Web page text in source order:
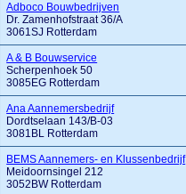
Adboco Bouwbedrijven
Dr. Zamenhofstraat 36/A
3061SJ Rotterdam
A & B Bouwservice
Scherpenhoek 50
3085EG Rotterdam
Ana Aannemersbedrijf
Dordtselaan 143/B-03
3081BL Rotterdam
BEMS Aannemers- en Klussenbedrijf
Meidoornsingel 212
3052BW Rotterdam